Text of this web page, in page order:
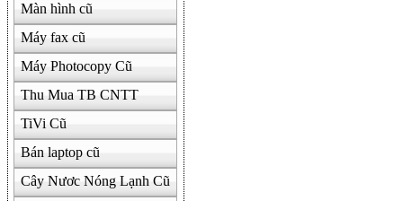
Màn hình cũ
Máy fax cũ
Máy Photocopy Cũ
Thu Mua TB CNTT
TiVi Cũ
Bán laptop cũ
Cây Nươc Nóng Lạnh Cũ